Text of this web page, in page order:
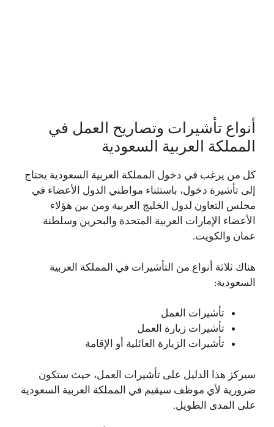
أنواع تأشيرات وتصاريح العمل في
المملكة العربية السعودية
كل من يرغب في دخول المملكة العربية السعودية يحتاج
إلى تأشيرة دخول، باستثناء مواطني الدول الأعضاء في
مجلس التعاون لدول الخليج العربية ومن بين هؤلاء
الأعضاء الإمارات العربية المتحدة والبحرين وسلطنة
عمان والكويت.
هناك ثلاثة أنواع من التأشيرات في المملكة العربية
السعودية:
تأشيرات العمل
تأشيرات زيارة العمل
تأشيرات الزيارة العائلية أو الإقامة
سيركز هذا الدليل على تأشيرات العمل، حيث ستكون
ضرورية لأي موظف سيقيم في المملكة العربية السعودية
على المدى الطويل.